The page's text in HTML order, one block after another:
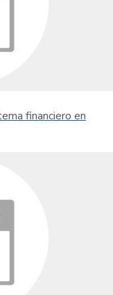
financiero en